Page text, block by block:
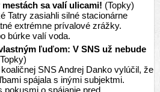
sa valí ulicami! (Topky)
Tatry zasiahli silné stacionárne
extrémne prívalové zrážky.
búrke valí voda.
ľuďom: V SNS už nebude
SNS Andrej Danko vylúčil, že
spájala s inými subjektmi.
pokusmi o spájanie pred